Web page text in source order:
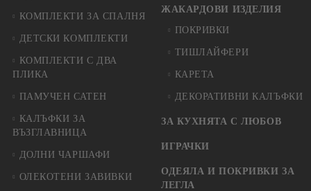
КОМПЛЕКТИ ЗА СПАЛНЯ
ДЕТСКИ КОМПЛЕКТИ
КОМПЛЕКТИ С ДВА
ПЛИКА
ПАМУЧЕН САТЕН
КАЛЪФКИ ЗА
ВЪЗГЛАВНИЦА
ДОЛНИ ЧАРШАФИ
ОЛЕКОТЕНИ ЗАВИВКИ
ЖАКАРДОВИ ИЗДЕЛИЯ
ПОКРИВКИ
ТИШЛАЙФЕРИ
КАРЕТА
ДЕКОРАТИВНИ КАЛЪФКИ
ЗА КУХНЯТА С ЛЮБОВ
ИГРАЧКИ
ОДЕЯЛА И ПОКРИВКИ ЗА
ЛЕГЛА